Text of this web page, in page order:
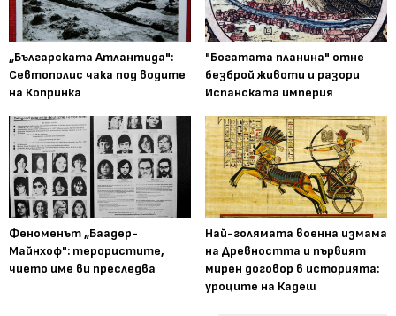
„Българската Атлантида":
Севтополис чака под водите
на Копринка
"Богатата планина" отне
безброй животи и разори
Испанската империя
Феноменът „Баадер-
Майнхоф": терористите,
чието име ви преследва
Най-голямата военна измама
на Древността и първият
мирен договор в историята:
уроците на Кадеш